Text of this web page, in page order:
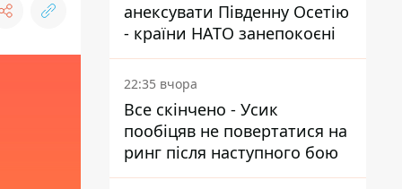
анексувати Південну Осетію
- країни НАТО занепокоєні
22:35 вчора
Все скінчено - Усик
пообіцяв не повертатися на
ринг після наступного бою